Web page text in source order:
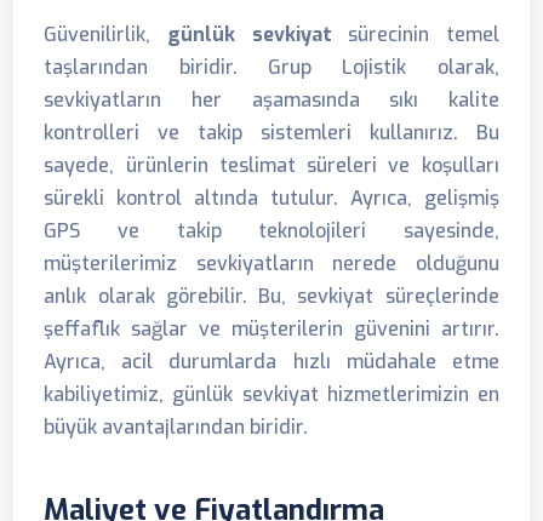
Güvenilirlik, günlük sevkiyat sürecinin temel
taşlarından biridir. Grup Lojistik olarak,
sevkiyatların her aşamasında sıkı kalite
kontrolleri ve takip sistemleri kullanırız. Bu
sayede, ürünlerin teslimat süreleri ve koşulları
sürekli kontrol altında tutulur. Ayrıca, gelişmiş
GPS ve takip teknolojileri sayesinde,
müşterilerimiz sevkiyatların nerede olduğunu
anlık olarak görebilir. Bu, sevkiyat süreçlerinde
şeffaflık sağlar ve müşterilerin güvenini artırır.
Ayrıca, acil durumlarda hızlı müdahale etme
kabiliyetimiz, günlük sevkiyat hizmetlerimizin en
büyük avantajlarından biridir.
Maliyet ve Fiyatlandırma